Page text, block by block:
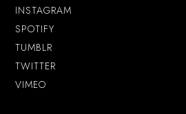
INSTAGRAM
SPOTIFY
TUMBLR
TWITTER
VIMEO